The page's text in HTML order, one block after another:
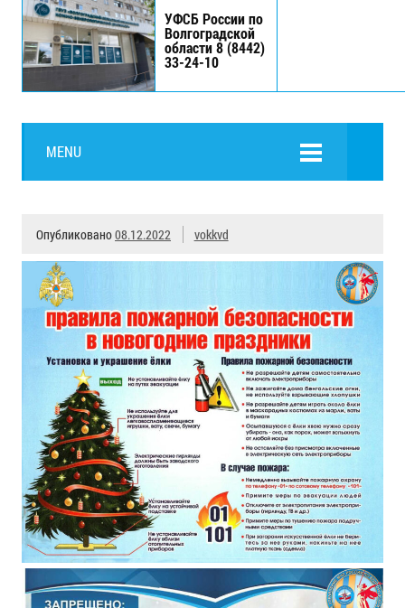
УФСБ России по
Волгоградской
области 8 (8442)
33-24-10
MENU
Опубликовано08.12.2022 vokkvd